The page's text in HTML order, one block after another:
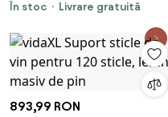
În stoc
Livrare gratuită
893,99 RON